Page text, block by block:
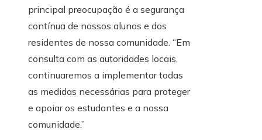
principal preocupação é a segurança
contínua de nossos alunos e dos
residentes de nossa comunidade. “Em
consulta com as autoridades locais,
continuaremos a implementar todas
as medidas necessárias para proteger
e apoiar os estudantes e a nossa
comunidade.”